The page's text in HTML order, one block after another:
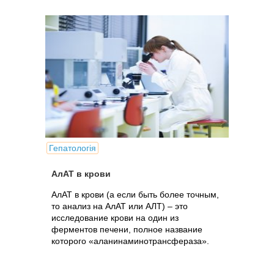
Гепатологія
АлАТ в крови
АлАТ в крови (а если быть более точным,
то анализ на АлАТ или АЛТ) – это
исследование крови на один из
ферментов печени, полное название
которого «аланинаминотрансфераза».